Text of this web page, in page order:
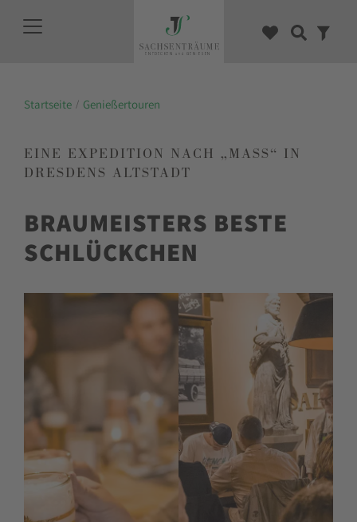
Startseite Genießertouren
EINE EXPEDITION NACH „MASS“ IN D
RESDENS ALTSTADT
BRAUMEISTERS BESTE
SCHLÜCKCHEN